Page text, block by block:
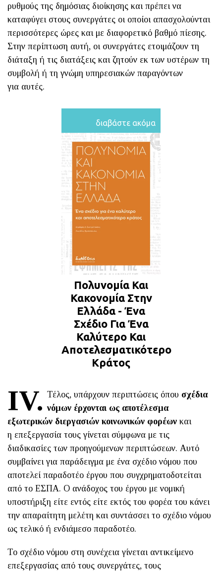
ρυθμούς της δημόσιας διοίκησης και πρέπει να
καταφύγει στους συνεργάτες οι οποίοι απασχολούνται
περισσότερες ώρες και με διαφορετικό βαθμό πίεσης.
Στην περίπτωση αυτή, οι συνεργάτες ετοιμάζουν τη
διάταξη ή τις διατάξεις και ζητούν εκ των υστέρων τη
συμβολή ή τη γνώμη υπηρεσιακών παραγόντων
για αυτές.
διαβάστε ακόμα
Πολυνομία Και
Κακονομία Στην
Ελλάδα - Ένα
Σχέδιο Για Ένα
Καλύτερο Και
Αποτελεσματικότερο
Κράτος
ΙV. Τέλος, υπάρχουν περιπτώσεις όπου σχέδια
νόμων έρχονται ως αποτέλεσμα
εξωτερικών διεργασιών κοινωνικών φορέων και
η επεξεργασία τους γίνεται σύμφωνα με τις
διαδικασίες των προηγούμενων περιπτώσεων. Αυτό
συμβαίνει για παράδειγμα με ένα σχέδιο νόμου που
αποτελεί παραδοτέο έργου που συγχρηματοδοτείται
από το ΕΣΠΑ. Ο ανάδοχος του έργου με νομική
υποστήριξη είτε εντός είτε εκτός του φορέα του κάνει
την απαραίτητη μελέτη και συντάσσει το σχέδιο νόμου
ως τελικό ή ενδιάμεσο παραδοτέο.
Το σχέδιο νόμου στη συνέχεια γίνεται αντικείμενο
επεξεργασίας από τους συνεργάτες, τους